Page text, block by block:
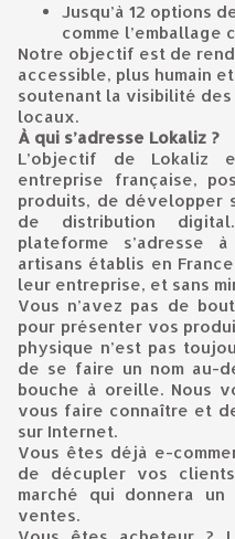
Jusqu’à 12 options
comme l’emballage
Notre objectif est de
accessible, plus humain
soutenant la visibilité
locaux.
À qui s’adresse Lokaliz ?
L’objectif de Lokaliz
entreprise française,
produits, de développer
de distribution
plateforme s’adresse
artisans établis en
leur entreprise, et sans
Vous n’avez pas de
pour présenter vos
physique n’est pas
de se faire un nom au-
bouche à oreille. Nous
vous faire connaître et
sur Internet.
Vous êtes déjà e-
de décupler vos
marché qui donnera
ventes.